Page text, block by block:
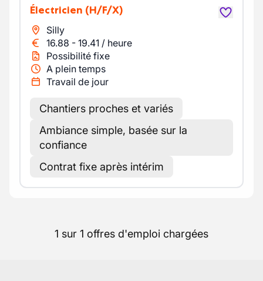
Électricien (H/F/X)
Silly
16.88 - 19.41 / heure
Possibilité fixe
A plein temps
Travail de jour
Chantiers proches et variés
Ambiance simple, basée sur la
confiance
Contrat fixe après intérim
1 sur 1 offres d'emploi chargées